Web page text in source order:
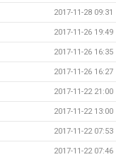
2017-11-28 09:31
2017-11-26 19:49
2017-11-26 16:35
2017-11-26 16:27
2017-11-22 21:00
2017-11-22 13:00
2017-11-22 07:53
2017-11-22 07:46